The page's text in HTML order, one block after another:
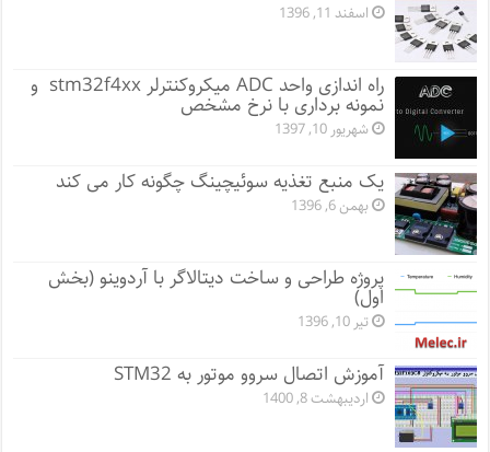
اسفند 11, 1396
راه اندازی واحد ADC میکروکنترلر stm32f4xx و
نمونه برداری با نرخ مشخص
شهریور 10, 1397
یک منبع تغذیه سوئیچینگ چگونه کار می کند
بهمن 6, 1396
پروژه طراحی و ساخت دیتالاگر با آردوینو (بخش
اول)
تیر 10, 1396
آموزش اتصال سروو موتور به STM32
اردیبهشت 8, 1400